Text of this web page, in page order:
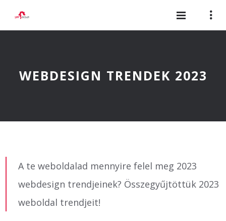
WEBDESIGN TRENDEK 2023
A te weboldalad mennyire felel meg 2023
webdesign trendjeinek? Összegyűjtöttük 2023
weboldal trendjeit!